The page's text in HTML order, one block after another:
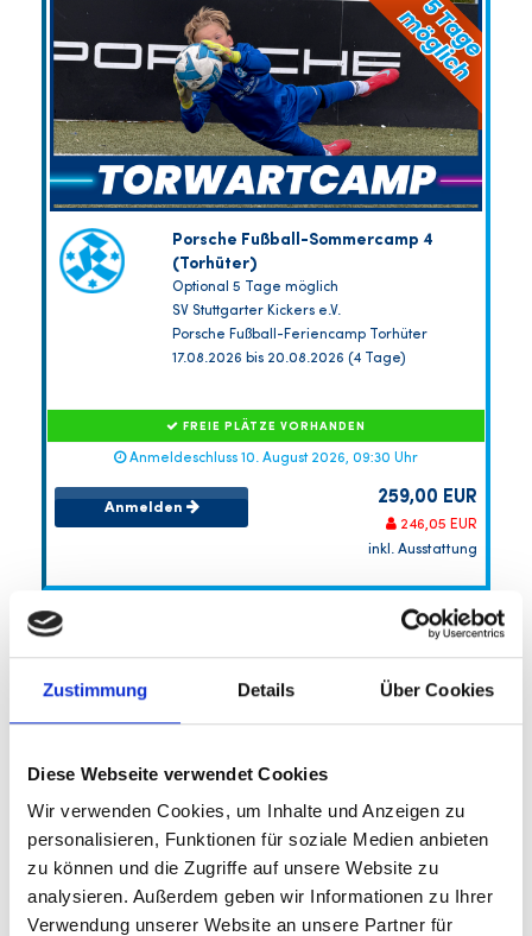
Zustimmung Details Über Cookies
Diese Webseite verwendet Cookies
Wir verwenden Cookies, um Inhalte und Anzeigen zu
personalisieren, Funktionen für soziale Medien anbieten
zu können und die Zugriffe auf unsere Website zu
analysieren. Außerdem geben wir Informationen zu Ihrer
Verwendung unserer Website an unsere Partner für
Porsche Fußball-Sommercamp 4
(Torhüter)
Optional 5 Tage möglich
SV Stuttgarter Kickers e.V.
Porsche Fußball-Feriencamp Torhüter
17.08.2026 bis 20.08.2026 (4 Tage)
FREIE PLÄTZE VORHANDEN
Anmeldeschluss 10. August 2026, 09:30 Uhr
Anmelden 259,00 EUR
246,05 EUR
inkl. Ausstattung
(Torhüterinnen)
Optional 5 Tage möglich
SV Stuttgarter Kickers e.V.